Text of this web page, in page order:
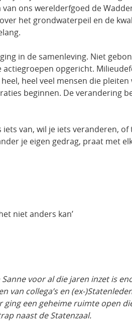
ons werelderfgoed de
het grondwaterpeil en de
in de samenleving. Niet
opgericht.
heel veel mensen die
beginnen. De verandering
van, wil je iets veranderen,
je eigen gedrag, praat met
niet anders kan’
voor al die jaren inzet is
van collega’s en (ex-
ging een geheime ruimte open
naast de Statenzaal.